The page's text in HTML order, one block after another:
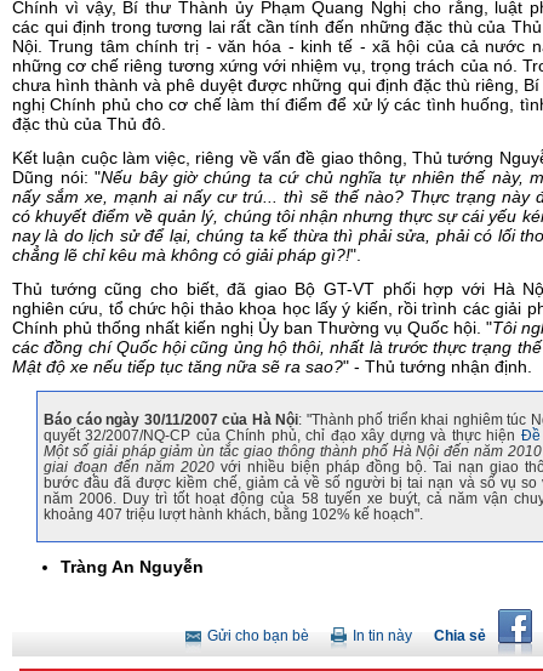
Chính vì vậy, Bí thư Thành ủy Phạm Quang Nghị cho rằng, luật
các qui định trong tương lai rất cần tính đến những đặc thù của
Nội. Trung tâm chính trị - văn hóa - kinh tế - xã hội của cả nước
những cơ chế riêng tương xứng với nhiệm vụ, trọng trách của nó.
chưa hình thành và phê duyệt được những qui định đặc thù riêng,
nghị Chính phủ cho cơ chế làm thí điểm để xử lý các tình huống,
đặc thù của Thủ đô.
Kết luận cuộc làm việc, riêng về vấn đề giao thông, Thủ tướng
Dũng nói: "Nếu bây giờ chúng ta cứ chủ nghĩa tự nhiên thế này,
nấy sắm xe, mạnh ai nấy cư trú... thì sẽ thế nào? Thực trạng này
có khuyết điểm về quản lý, chúng tôi nhận nhưng thực sự cái yếu
nay là do lịch sử để lại, chúng ta kế thừa thì phải sửa, phải có lối
chẳng lẽ chỉ kêu mà không có giải pháp gì?!".
Thủ tướng cũng cho biết, đã giao Bộ GT-VT phối hợp với Hà
nghiên cứu, tổ chức hội thảo khoa học lấy ý kiến, rồi trình các giải
Chính phủ thống nhất kiến nghị Ủy ban Thường vụ Quốc hội. "Tôi
các đồng chí Quốc hội cũng ủng hộ thôi, nhất là trước thực trạng
Mật độ xe nếu tiếp tục tăng nữa sẽ ra sao?" - Thủ tướng nhận định.
Báo cáo ngày 30/11/2007 của Hà Nội: "Thành phố triển khai nghiêm túc
quyết 32/2007/NQ-CP của Chính phủ, chỉ đạo xây dựng và thực hiện Đề
Một số giải pháp giảm ùn tắc giao thông thành phố Hà Nội đến năm
giai đoạn đến năm 2020 với nhiều biện pháp đồng bộ. Tai nạn giao
bước đầu đã được kiềm chế, giảm cả về số người bị tai nạn và số vụ so
năm 2006. Duy trì tốt hoạt động của 58 tuyến xe buýt, cả năm vận
khoảng 407 triệu lượt hành khách, bằng 102% kế hoạch".
Tràng An Nguyễn
Chia sẻ
In tin này
Gửi cho bạn bè